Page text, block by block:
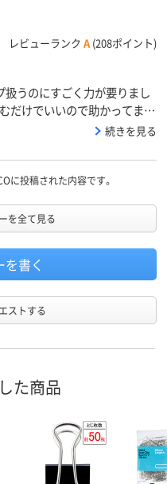
レビューランク A (208ポイント)
扱うのにすごく力が要りまし
だけでいいので助かってま
続きを見る
に投稿された内容です。
を全て見る
を書く
ストする
た商品